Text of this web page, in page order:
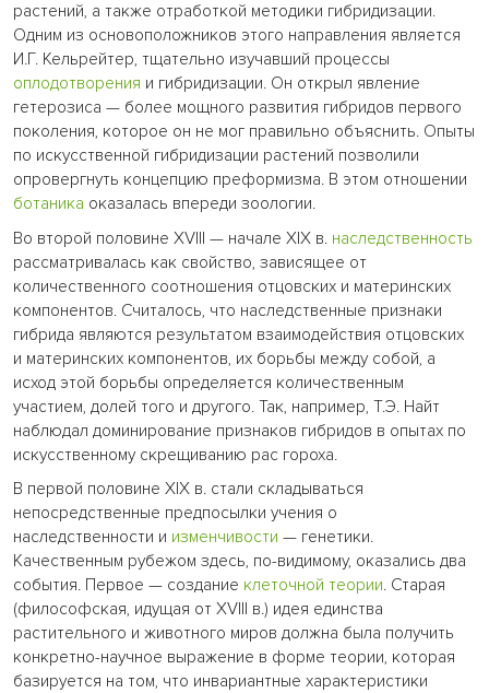
растений, а также отработкой методики гибридизации.
Одним из основоположников этого направления является
И.Г. Кельрейтер, тщательно изучавший процессы
оплодотворения и гибридизации. Он открыл явление
гетерозиса — более мощного развития гибридов первого
поколения, которое он не мог правильно объяснить. Опыты
по искусственной гибридизации растений позволили
опровергнуть концепцию преформизма. В этом отношении
ботаника оказалась впереди зоологии.
Во второй половине XVIII — начале XIX в. наследственность
рассматривалась как свойство, зависящее от
количественного соотношения отцовских и материнских
компонентов. Считалось, что наследственные признаки
гибрида являются результатом взаимодействия отцовских
и материнских компонентов, их борьбы между собой, а
исход этой борьбы определяется количественным
участием, долей того и другого. Так, например, Т.Э. Найт
наблюдал доминирование признаков гибридов в опытах по
искусственному скрещиванию рас гороха.
В первой половине XIX в. стали складываться
непосредственные предпосылки учения о
наследственности и изменчивости — генетики.
Качественным рубежом здесь, по-видимому, оказались два
события. Первое — создание клеточной теории. Старая
(философская, идущая от XVIII в.) идея единства
растительного и животного миров должна была получить
конкретно-научное выражение в форме теории, которая
базируется на том, что инвариантные характеристики